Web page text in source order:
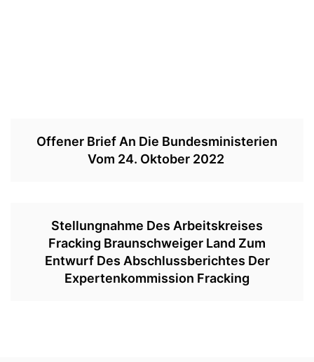
Offener Brief An Die Bundesministerien
Vom 24. Oktober 2022
Stellungnahme Des Arbeitskreises
Fracking Braunschweiger Land Zum
Entwurf Des Abschlussberichtes Der
Expertenkommission Fracking